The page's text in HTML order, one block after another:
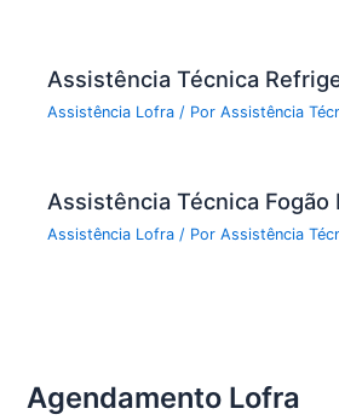
Assistência Técnica
Assistência Lofra / PorAssistência
Assistência Técnica Fogão
Assistência Lofra / PorAssistência
Agendamento Lofra